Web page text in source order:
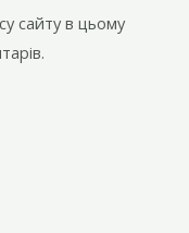
сайту в цьому